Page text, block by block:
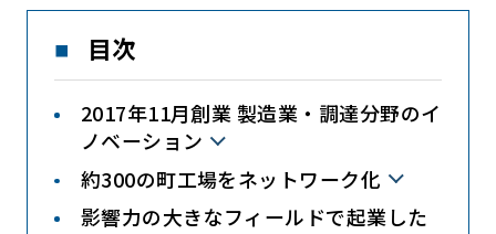
目次
2017年11月創業 製造業・調達分野のイ
ノベーション
約300の町工場をネットワーク化
影響力の大きなフィールドで起業した